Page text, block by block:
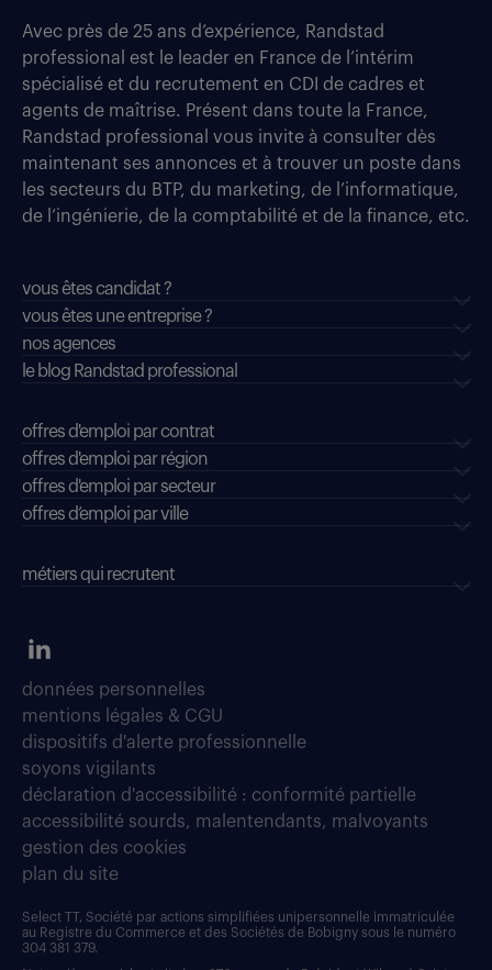
Avec près de 25 ans d’expérience, Randstad
professional est le leader en France de l’intérim
spécialisé et du recrutement en CDI de cadres et
agents de maîtrise. Présent dans toute la France,
Randstad professional vous invite à consulter dès
maintenant ses annonces et à trouver un poste dans
les secteurs du BTP, du marketing, de l’informatique,
de l’ingénierie, de la comptabilité et de la finance, etc.
vous êtes candidat ?
vous êtes une entreprise ?
nos agences
le blog Randstad professional
offres d'emploi par contrat
offres d'emploi par région
offres d'emploi par secteur
offres d’emploi par ville
métiers qui recrutent
données personnelles
mentions légales & CGU
dispositifs d'alerte professionnelle
soyons vigilants
déclaration d'accessibilité : conformité partielle
accessibilité sourds, malentendants, malvoyants
gestion des cookies
plan du site
Select TT, Société par actions simplifiées unipersonnelle immatriculée
au Registre du Commerce et des Sociétés de Bobigny sous le numéro
304 381 379.